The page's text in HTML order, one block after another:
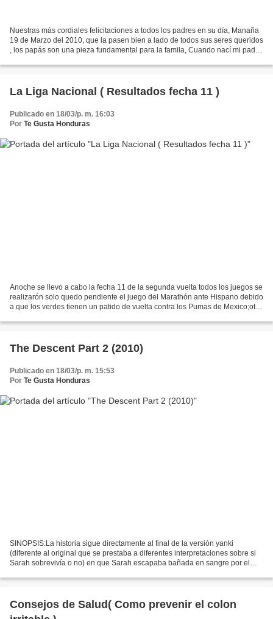
Nuestras más cordiales felicitaciones a todos los padres en su día, Manaña
19 de Marzo del 2010, que la pasen bien a lado de todos sus seres queridos
, los papás son una pieza fundamental para la famila, Cuando nací mi padre
La Liga Nacional ( Resultados fecha 11 )
Publicado en 18/03/p. m. 16:03
Por Te Gusta Honduras
Anoche se llevo a cabo la fecha 11 de la segunda vuelta todos los juegos se
realizarón solo quedo pendiente el juego del Marathón ante Hispano debido
a que los verdes tienen un patido de vuelta contra los Pumas de Mexico;otro
The Descent Part 2 (2010)
Publicado en 18/03/p. m. 15:53
Por Te Gusta Honduras
SINOPSIS:La historia sigue directamente al final de la versión yanki
(diferente al original que se prestaba a diferentes interpretaciones sobre si
Sarah sobrevivía o no) en que Sarah escapaba bañada en sangre por el
Consejos de Salud( Como prevenir el colon